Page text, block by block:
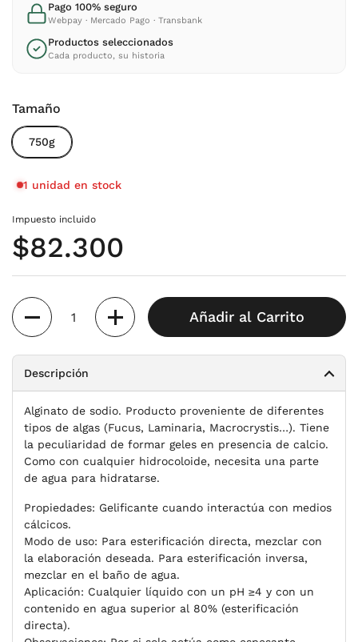
Pago 100% seguro
Webpay · Mercado Pago · Transbank
Productos seleccionados
Cada producto, su historia
Tamaño
750g
1 unidad en stock
Impuesto incluido
Precio normal
$82.300
Cantidad
Añadir al Carrito
Descripción
Alginato de sodio. Producto proveniente de diferentes
tipos de algas (Fucus, Laminaria, Macrocrystis…). Tiene
la peculiaridad de formar geles en presencia de calcio.
Como con cualquier hidrocoloide, necesita una parte
de agua para hidratarse.
Propiedades: Gelificante cuando interactúa con medios
cálcicos.
Modo de uso: Para esterificación directa, mezclar con
la elaboración deseada. Para esterificación inversa,
mezclar en el baño de agua.
Aplicación: Cualquier líquido con un pH ≥4 y con un
contenido en agua superior al 80% (esterificación
directa).